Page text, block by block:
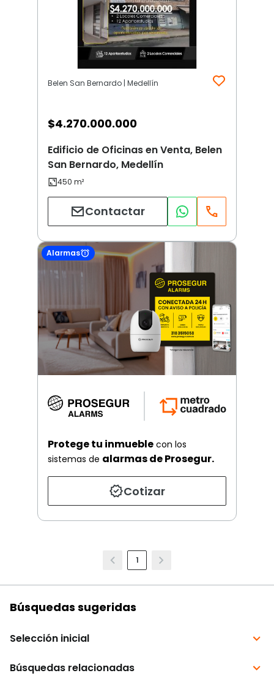
Belen San Bernardo | Medellín
$4.270.000.000
Edificio de Oficinas en Venta, Belen
San Bernardo, Medellín
Contactar
Alarmas
Protege tu inmueble con los
sistemas de alarmas de Prosegur.
Cotizar
1